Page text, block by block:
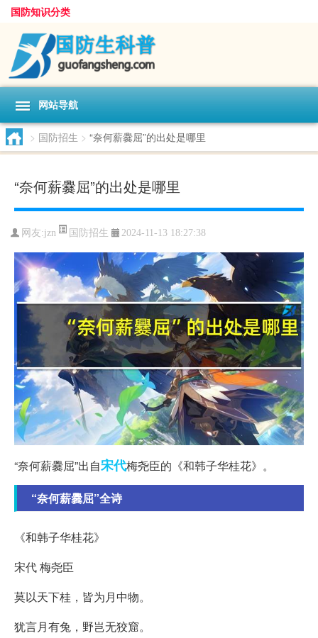
国防知识分类
网站导航
> 国防招生 > “奈何薪爨屈”的出处是哪里
“奈何薪爨屈”的出处是哪里
网友:jzn 国防招生 2024-11-13 18:27:38
“奈何薪爨屈”出自宋代梅尧臣的《和韩子华桂花》。
“奈何薪爨屈”全诗
《和韩子华桂花》
宋代 梅尧臣
莫以天下桂，皆为月中物。
犹言月有兔，野岂无狡窟。